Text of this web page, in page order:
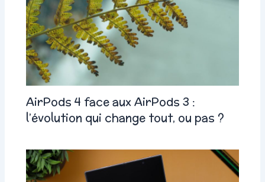
AirPods 4 face aux AirPods 3 :
l’évolution qui change tout, ou pas ?